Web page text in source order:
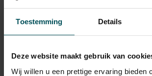
Toestemming Details
Deze website maakt gebruik van
Wij willen u een prettige ervaring bieden
Standard €25.00